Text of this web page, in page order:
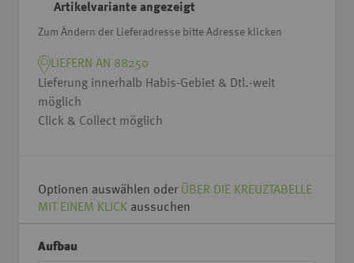
Artikelvariante angezeigt
Zum Ändern der Lieferadresse bitte Adresse klicken
LIEFERN AN 88250
Lieferung innerhalb Habis-Gebiet & Dtl.-weit
möglich
Click & Collect möglich
Optionen auswählen oder ÜBER DIE KREUZTABELLE
MIT EINEM KLICK aussuchen
Aufbau